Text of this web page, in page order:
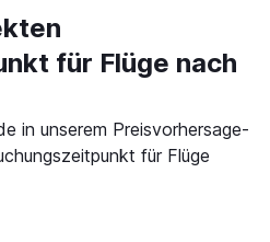
für Flüge nach
in unserem Preisvorhersage-
für Flüge